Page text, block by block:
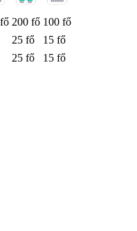
200 fő 100 fő
25 fő
15 fő
25 fő 15 fő